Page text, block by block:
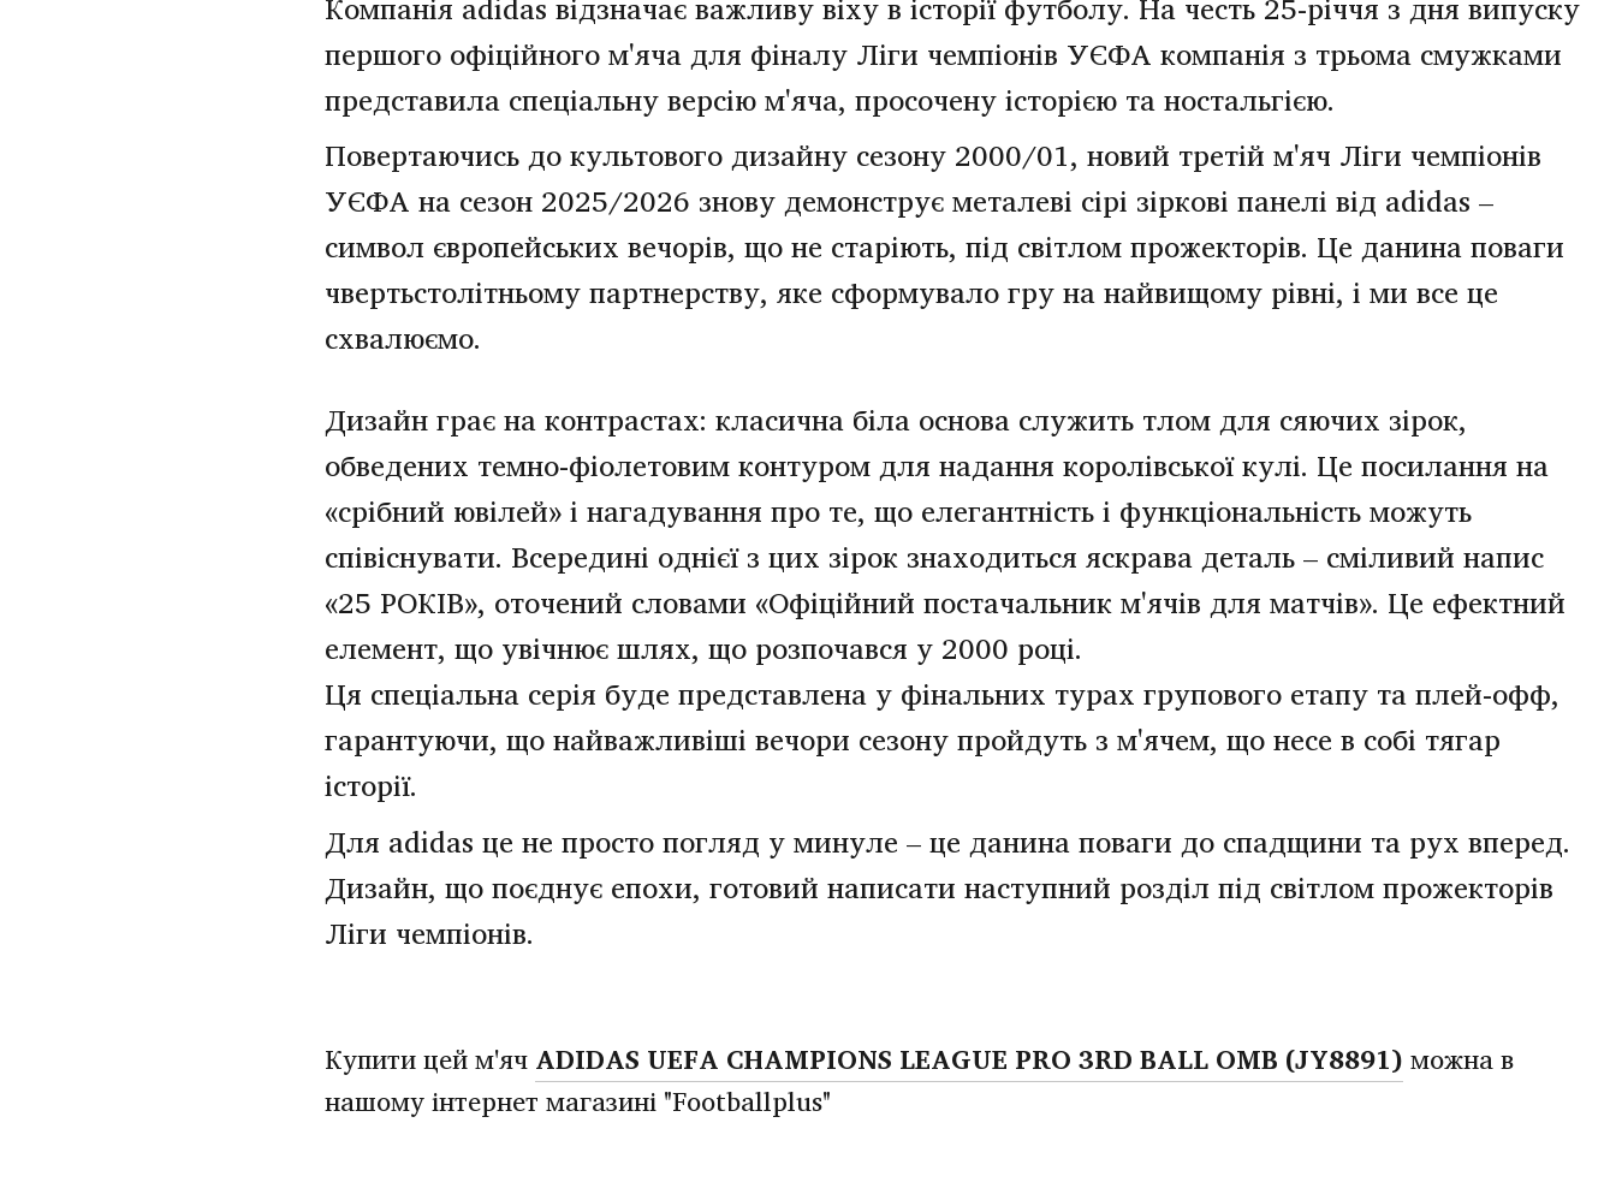
першого офіційного м'яча для фіналу Ліги чемпіонів УЄФА компанія з трьома смужками
представила спеціальну версію м'яча, просочену історією та ностальгією.
Повертаючись до культового дизайну сезону 2000/01, новий третій м'яч Ліги чемпіонів
УЄФА на сезон 2025/2026 знову демонструє металеві сірі зіркові панелі від adidas –
символ європейських вечорів, що не старіють, під світлом прожекторів. Це данина поваги
чвертьстолітньому партнерству, яке сформувало гру на найвищому рівні, і ми все це
схвалюємо.
Дизайн грає на контрастах: класична біла основа служить тлом для сяючих зірок,
обведених темно-фіолетовим контуром для надання королівської кулі. Це посилання на
«срібний ювілей» і нагадування про те, що елегантність і функціональність можуть
співіснувати. Всередині однієї з цих зірок знаходиться яскрава деталь – сміливий напис
«25 РОКІВ», оточений словами «Офіційний постачальник м'ячів для матчів». Це ефектний
елемент, що увічнює шлях, що розпочався у 2000 році.
Ця спеціальна серія буде представлена ​​у фінальних турах групового етапу та плей-офф,
гарантуючи, що найважливіші вечори сезону пройдуть з м'ячем, що несе в собі тягар
історії.
Для adidas це не просто погляд у минуле – це данина поваги до спадщини та рух вперед.
Дизайн, що поєднує епохи, готовий написати наступний розділ під світлом прожекторів
Ліги чемпіонів.
Купити цей м'ячADIDAS UEFA CHAMPIONS LEAGUE PRO 3RD BALL OMB (JY8891)можна в
нашому інтернет магазині "Footballplus"